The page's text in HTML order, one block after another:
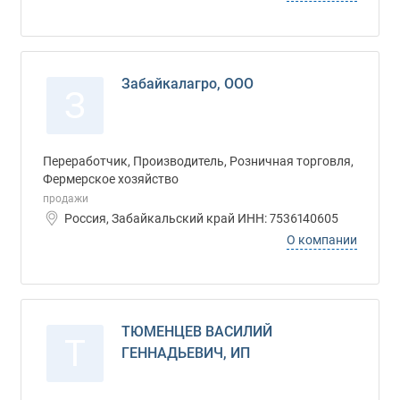
Забайкалагро, ООО
Переработчик, Производитель, Розничная торговля,
Фермерское хозяйство
продажи
Россия, Забайкальский край ИНН: 7536140605
О компании
ТЮМЕНЦЕВ ВАСИЛИЙ
ГЕННАДЬЕВИЧ, ИП